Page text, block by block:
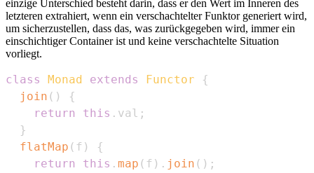
einzige Unterschied besteht darin, dass er den Wert im Inneren des
letzteren extrahiert, wenn ein verschachtelter Funktor generiert wird,
um sicherzustellen, dass das, was zurückgegeben wird, immer ein
einschichtiger Container ist und keine verschachtelte Situation
vorliegt.
class Monad extends Functor
{
join ( )
{
return
this . val ;
}
flatMap ( f )
{
return
this . map ( f ) . join ( ) ;